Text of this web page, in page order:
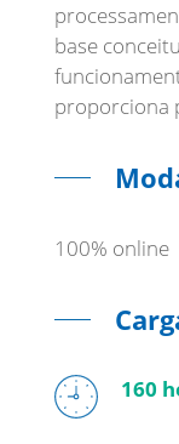
base
100% online
160